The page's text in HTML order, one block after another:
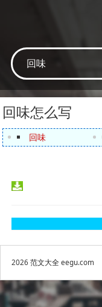
回味怎么写
回味
2026 范文大全eegu.com